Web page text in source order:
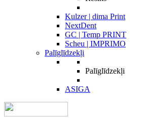
Kulzer | dima Print
NextDent
GC | Temp PRINT
Scheu | IMPRIMO
Palīglīdzekļi
Palīglīdzekļi
ASIGA